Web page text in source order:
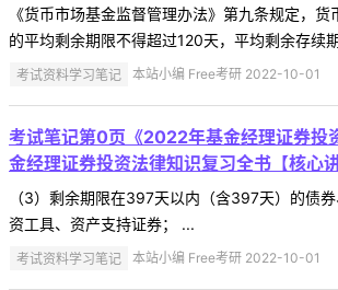
《货币市场基金监督管理办法》第九条规定，
的平均剩余期限不得超过120天，平均剩余存续
考试资料学习笔记 本站小编 Free考研 2022-10-01
考试笔记第0页《2022年基金经理证券投
金经理证券投资法律知识复习全书【核心
（3）剩余期限在397天以内（含397天）的债
资工具、资产支持证券； ...
考试资料学习笔记 本站小编 Free考研 2022-10-01